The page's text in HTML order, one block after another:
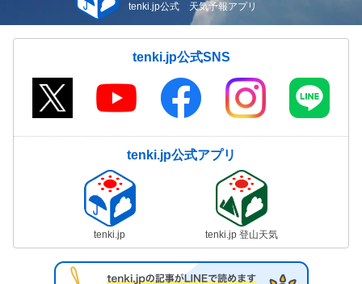
tenki.jp公式 天気予報アプリ
tenki.jp公式SNS
tenki.jp公式アプリ
tenki.jp tenki.jp 登山天気